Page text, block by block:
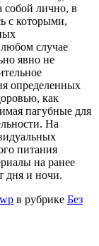
собой лично, в
с которыми,
случае
явно не
определенных
как
пагубные для
На
питания
на ранее
дня и ночи.
в рубрике Без